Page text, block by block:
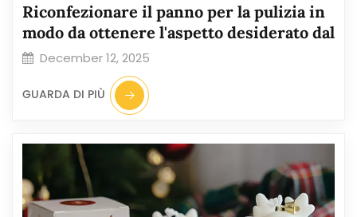
Riconfezionare il panno per la pulizia in
modo da ottenere l'aspetto desiderato dal
cliente.
December 12, 2025
GUARDA DI PIÙ